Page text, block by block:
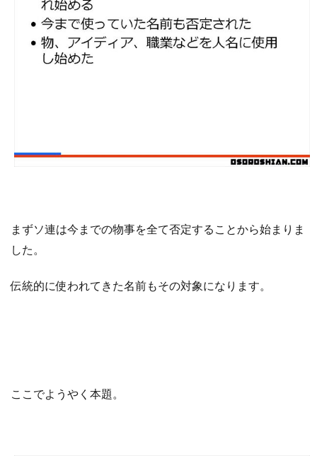
まずソ連は今までの物事を全て否定することから始まりま
した
伝統的に使われてきた名前もその対象になります
ここでようやく本題